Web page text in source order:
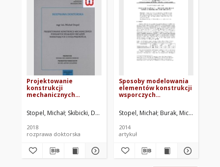
Projektowanie
konstrukcji
mechanicznych
obciążeń narastających
z dużą prędkością
Stopel, Michał Skibicki, Dariusz. Promotor Cichański, Artur.
2018
rozprawa doktorska
Sposoby modelowania
elementów konstrukcji
wsporczych
drogowej
Stopel, Michał Burak, Michał
2014
artykuł